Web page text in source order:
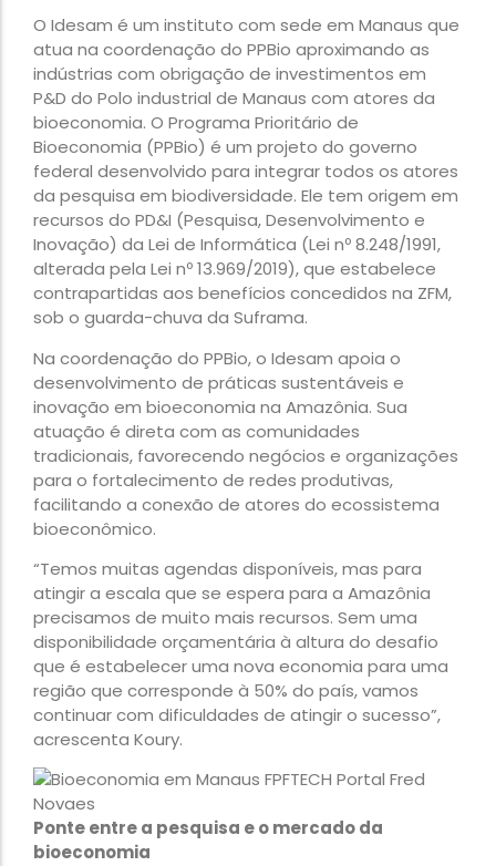
O Idesam é um instituto com sede em Manaus que
atua na coordenação do PPBio aproximando as
indústrias com obrigação de investimentos em
P&D do Polo industrial de Manaus com atores da
bioeconomia. O Programa Prioritário de
Bioeconomia (PPBio) é um projeto do governo
federal desenvolvido para integrar todos os atores
da pesquisa em biodiversidade. Ele tem origem em
recursos do PD&I (Pesquisa, Desenvolvimento e
Inovação) da Lei de Informática (Lei nº 8.248/1991,
alterada pela Lei nº 13.969/2019), que estabelece
contrapartidas aos benefícios concedidos na ZFM,
sob o guarda-chuva da Suframa.
Na coordenação do PPBio, o Idesam apoia o
desenvolvimento de práticas sustentáveis e
inovação em bioeconomia na Amazônia. Sua
atuação é direta com as comunidades
tradicionais, favorecendo negócios e organizações
para o fortalecimento de redes produtivas,
facilitando a conexão de atores do ecossistema
bioeconômico.
“Temos muitas agendas disponíveis, mas para
atingir a escala que se espera para a Amazônia
precisamos de muito mais recursos. Sem uma
disponibilidade orçamentária à altura do desafio
que é estabelecer uma nova economia para uma
região que corresponde à 50% do país, vamos
continuar com dificuldades de atingir o sucesso”,
acrescenta Koury.
Ponte entre a pesquisa e o mercado da
bioeconomia